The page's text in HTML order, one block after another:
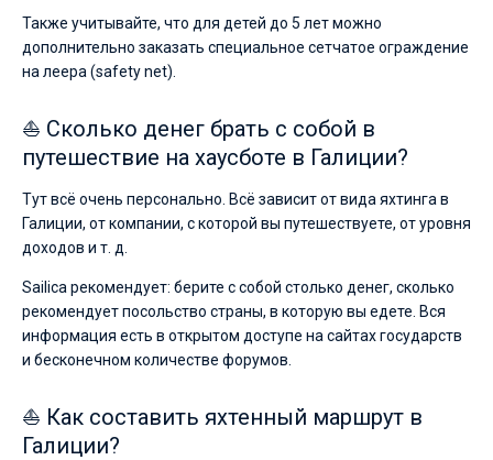
Также учитывайте, что для детей до 5 лет можно
дополнительно заказать специальное сетчатое ограждение
на леера (safety net).
⛵ Сколько денег брать с собой в
путешествие на хаусботе в Галиции?
Тут всё очень персонально. Всё зависит от вида яхтинга в
Галиции, от компании, с которой вы путешествуете, от уровня
доходов и т. д.
Sailica рекомендует: берите с собой столько денег, сколько
рекомендует посольство страны, в которую вы едете. Вся
информация есть в открытом доступе на сайтах государств
и бесконечном количестве форумов.
⛵ Как составить яхтенный маршрут в
Галиции?